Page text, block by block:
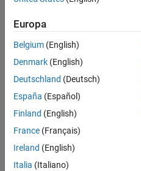
engEvalString
engGetVariable Copy
engPutVariable Put
engOutputBuffer Specify
Temas
Write Fortran Engine
Europa
Belgium (English)
Denmark (English)
Deutschland (Deutsch)
España (Español)
Finland (English)
France (Français)
Ireland (English)
Italia (Italiano)